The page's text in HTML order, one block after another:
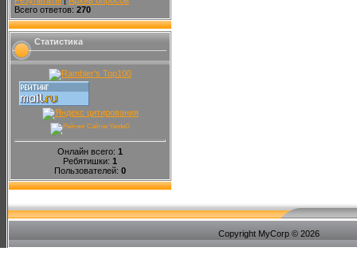
Всего ответов: 270
Статистика
Онлайн всего: 1
Ребятишки: 1
Пользователей: 0
Copyright MyCorp © 2026